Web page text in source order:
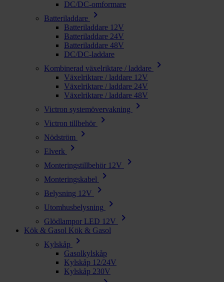
DC/DC-omformare
Batteriladdare
chevron_right
Batteriladdare 12V
Batteriladdare 24V
Batteriladdare 48V
DC/DC-laddare
Kombinerad växelriktare / laddare
chevron_right
Växelriktare / laddare 12V
Växelriktare / laddare 24V
Växelriktare / laddare 48V
Victron systemövervakning
chevron_right
Victron tillbehör chevron_right
Nödström chevron_right
Elverk chevron_right
Monteringstillbehör 12V chevron_right
Monteringskabel chevron_right
Belysning 12V chevron_right
Utomhusbelysning chevron_right
Glödlampor LED 12V chevron_right
Kök & Gasol Kök & Gasol
Kylskåp
chevron_right
Gasolkylskåp
Kylskåp 12/24V
Kylskåp 230V